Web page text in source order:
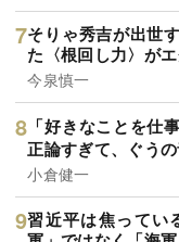
そりゃ秀吉が出世
た〈根回し力〉が
今泉慎一
「好きなことを仕
正論すぎて、ぐう
小倉健一
習近平は焦ってい